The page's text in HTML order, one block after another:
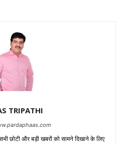
TRIPATHI
छोटी और बड़ी खबरों को सामने दिखाने के लिए